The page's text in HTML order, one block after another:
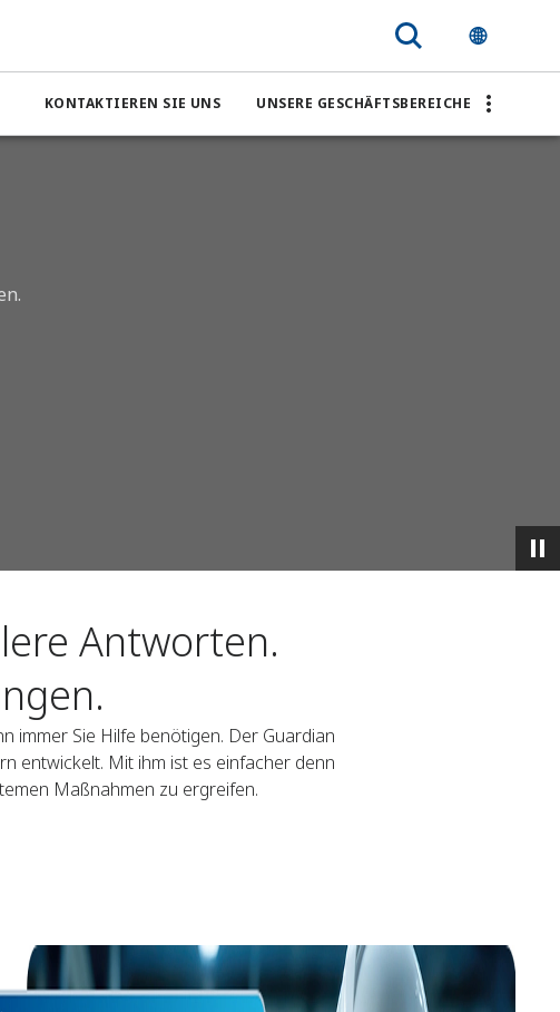
KONTAKTIEREN SIE UNS UNSERE GESCHÄFTSBEREICHE
Antworten.
immer Sie Hilfe benötigen. Der Guardian
entwickelt. Mit ihm ist es einfacher denn
Maßnahmen zu ergreifen.